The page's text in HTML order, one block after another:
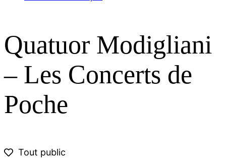
Quatuor Modigliani
– Les Concerts de
Poche
Tout public